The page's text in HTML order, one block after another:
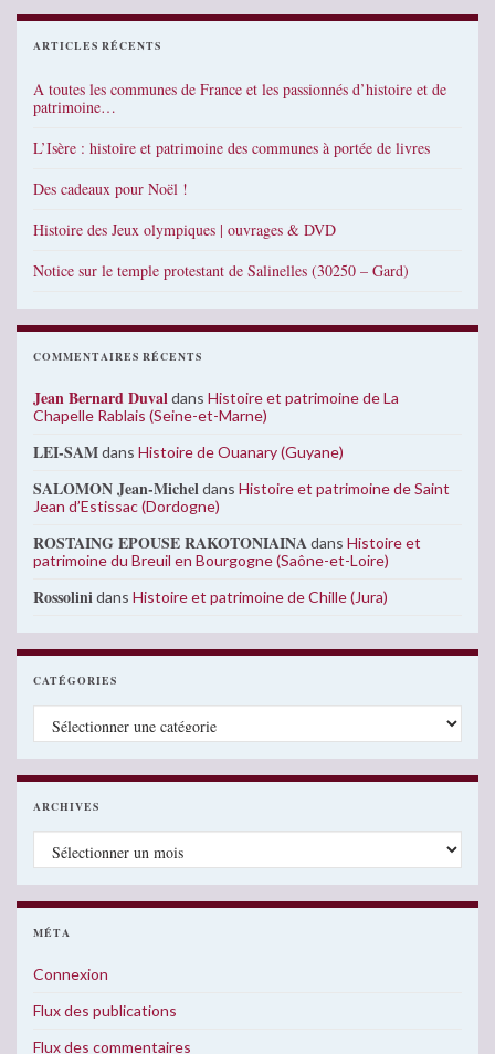
ARTICLES RÉCENTS
A toutes les communes de France et les passionnés d’histoire et de
patrimoine…
L’Isère : histoire et patrimoine des communes à portée de livres
Des cadeaux pour Noël !
Histoire des Jeux olympiques | ouvrages & DVD
Notice sur le temple protestant de Salinelles (30250 – Gard)
COMMENTAIRES RÉCENTS
Jean Bernard Duvaldans Histoire et patrimoine de La
Chapelle Rablais (Seine-et-Marne)
LEI-SAMdans Histoire de Ouanary (Guyane)
SALOMON Jean-Micheldans Histoire et patrimoine de Saint
Jean d’Estissac (Dordogne)
ROSTAING EPOUSE RAKOTONIAINAdans Histoire et
patrimoine du Breuil en Bourgogne (Saône-et-Loire)
Rossolinidans Histoire et patrimoine de Chille (Jura)
CATÉGORIES
Catégories
ARCHIVES
Archives
MÉTA
Connexion
Flux des publications
Flux des commentaires